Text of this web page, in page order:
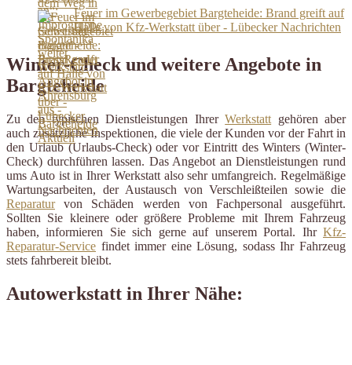
Feuer im Gewerbegebiet Bargteheide: Brand greift auf
Halle von Kfz-Werkstatt über - Lübecker Nachrichten
Winter-Check und weitere Angebote in
Bargteheide
Zu den typischen Dienstleistungen IhrerWerkstatt gehören aber
auch zusätzliche Inspektionen, die viele der Kunden vor der Fahrt in
den Urlaub (Urlaubs-Check) oder vor Eintritt des Winters (Winter-
Check) durchführen lassen. Das Angebot an Dienstleistungen rund
ums Auto ist in Ihrer Werkstatt also sehr umfangreich. Regelmäßige
Wartungsarbeiten, der Austausch von Verschleißteilen sowie die
Reparaturvon Schäden werden von Fachpersonal ausgeführt.
Sollten Sie kleinere oder größere Probleme mit Ihrem Fahrzeug
haben, informieren Sie sich gerne auf unserem Portal. Ihr Kfz-
Reparatur-Service findet immer eine Lösung, sodass Ihr Fahrzeug
stets fahrbereit bleibt.
Autowerkstatt in Ihrer Nähe: